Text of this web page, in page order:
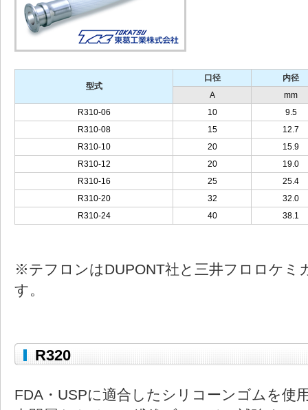
型式
口径
内径
A
mm
R310-06
10
9.5
R310-08
15
12.7
R310-10
20
15.9
R310-12
20
19.0
R310-16
25
25.4
R310-20
32
32.0
R310-24
40 38.1
※テフロンはDUPONT社と三井フロロケミ
す。
R320
FDA・USPに適合したシリコーンゴムを使